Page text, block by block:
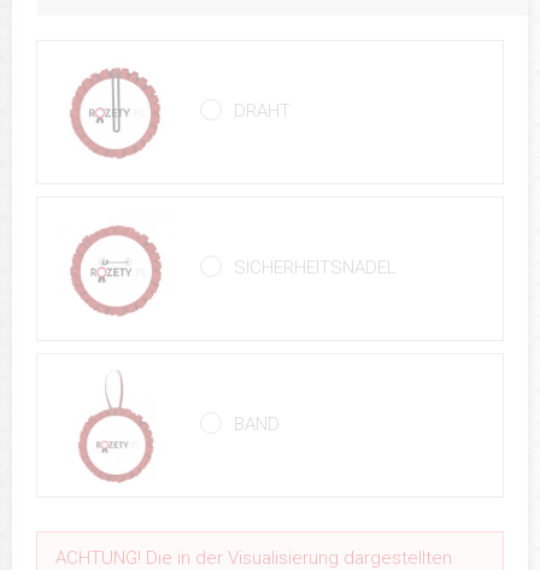
DRAHT
SICHERHEITSNADEL
BAND
ACHTUNG! Die in der Visualisierung dargestellten